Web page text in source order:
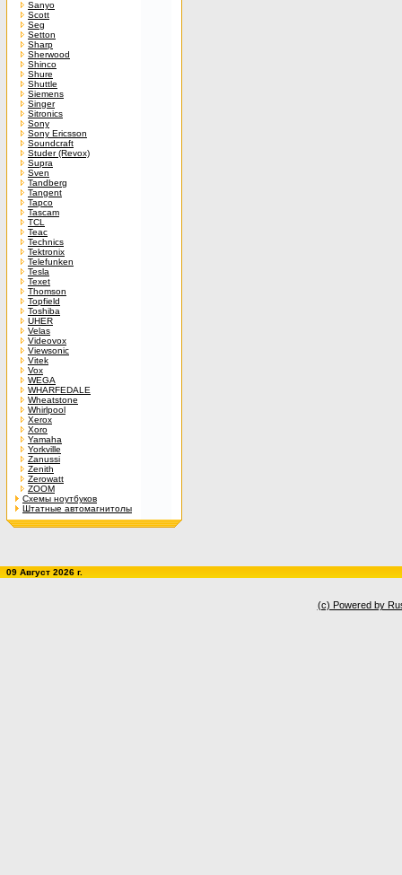
Sanyo
Scott
Seg
Setton
Sharp
Sherwood
Shinco
Shure
Shuttle
Siemens
Singer
Sitronics
Sony
Sony Ericsson
Soundcraft
Studer (Revox)
Supra
Sven
Tandberg
Tangent
Tapco
Tascam
TCL
Teac
Technics
Tektronix
Telefunken
Tesla
Texet
Thomson
Topfield
Toshiba
UHER
Velas
Videovox
Viewsonic
Vitek
Vox
WEGA
WHARFEDALE
Wheatstone
Whirlpool
Xerox
Xoro
Yamaha
Yorkville
Zanussi
Zenith
Zerowatt
ZOOM
Схемы ноутбуков
Штатные автомагнитолы
09 Август 2026 г.
(c) Powered by